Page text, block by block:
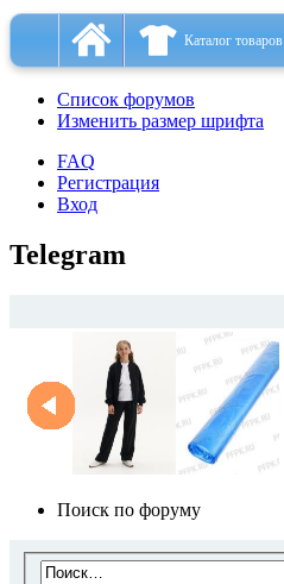
Каталог товаров
Список форумов
Изменить размер шрифта
FAQ
Регистрация
Вход
Telegram
Поиск по форуму